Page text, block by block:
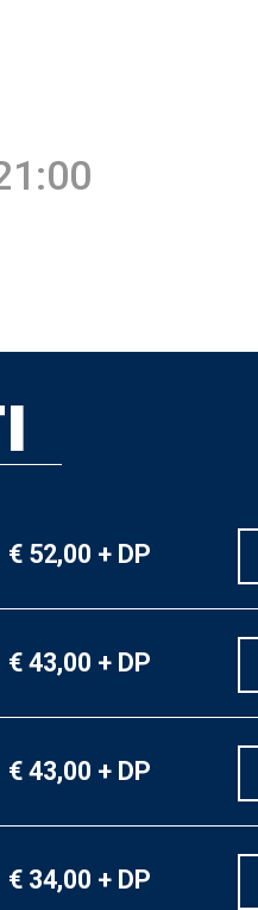
€ 52,00 + DP
€ 43,00 + DP
€ 43,00 + DP
€ 34,00 + DP